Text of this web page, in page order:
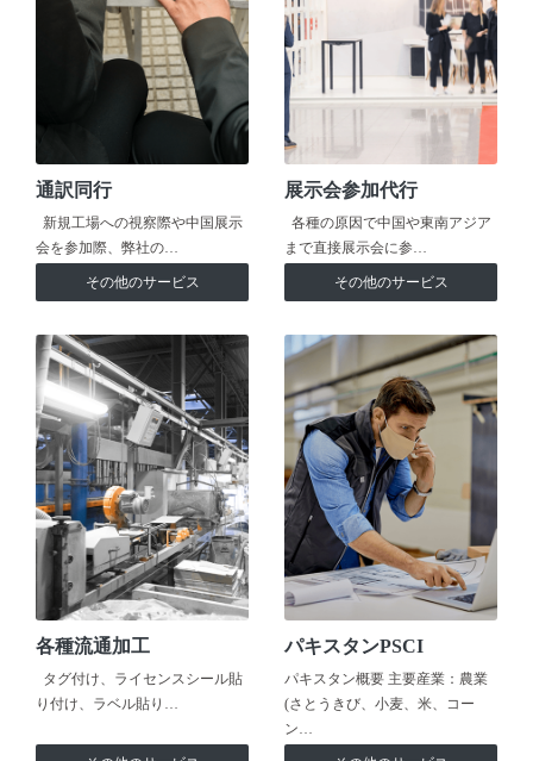
通訳同行
新規工場への視察際や中国展示
会を参加際、弊社の…
その他のサービス
展示会参加代行
各種の原因で中国や東南アジア
まで直接展示会に参…
その他のサービス
各種流通加工
タグ付け、ライセンスシール貼
り付け、ラベル貼り…
パキスタンPSCI
パキスタン概要 主要産業：農業
(さとうきび、小麦、米、コー
ン…